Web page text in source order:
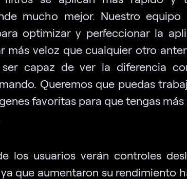
mucho mejor. Nuestro equipo
optimizar y perfeccionar la
más veloz que cualquier otro
ser capaz de ver la diferencia
Queremos que puedas
favoritas para que tengas
los usuarios verán controles
que aumentaron su rendimiento